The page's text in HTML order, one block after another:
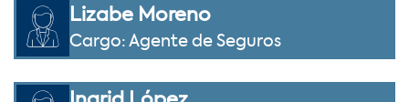
Lizabe Moreno
Cargo: Agente de Seguros